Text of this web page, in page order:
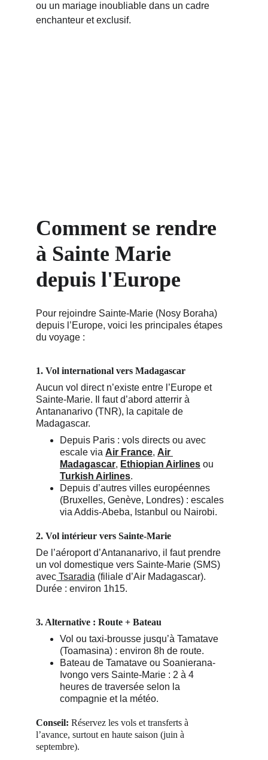
Comment se rendre
à Sainte Marie
depuis l'Europe
Pour rejoindre Sainte-Marie (Nosy Boraha)
depuis l’Europe, voici les principales étapes
du voyage :
1. Vol international vers Madagascar
Aucun vol direct n’existe entre l’Europe et
Sainte-Marie. Il faut d’abord atterrir à
Antananarivo (TNR), la capitale de
Madagascar.
Depuis Paris : vols directs ou avec
escale via Air France, Air
Madagascar, Ethiopian Airlines ou
Turkish Airlines.
Depuis d’autres villes européennes
(Bruxelles, Genève, Londres) : escales
via Addis-Abeba, Istanbul ou Nairobi.
2. Vol intérieur vers Sainte-Marie
De l’aéroport d’Antananarivo, il faut prendre
un vol domestique vers Sainte-Marie (SMS)
avec Tsaradia (filiale d’Air Madagascar).
Durée : environ 1h15.
3. Alternative : Route + Bateau
Vol ou taxi-brousse jusqu’à Tamatave
(Toamasina) : environ 8h de route.
Bateau de Tamatave ou Soanierana-
Ivongo vers Sainte-Marie : 2 à 4
heures de traversée selon la
compagnie et la météo.
Conseil: Réservez les vols et transferts à
l’avance, surtout en haute saison (juin à
septembre).
ou un mariage inoubliable dans un cadre
enchanteur et exclusif.